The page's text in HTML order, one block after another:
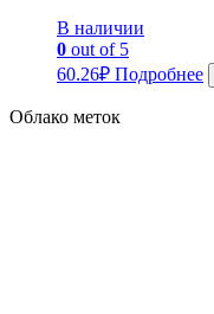
В наличии
0 out of 5
60.26₽ Подробнее
Облако меток